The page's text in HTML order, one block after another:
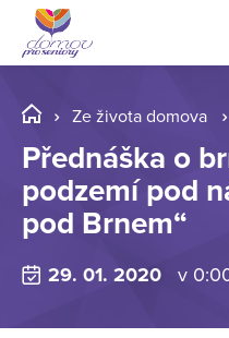
Ze života domova
Přednáška o
podzemí pod
pod Brnem“
29. 01. 2020 v